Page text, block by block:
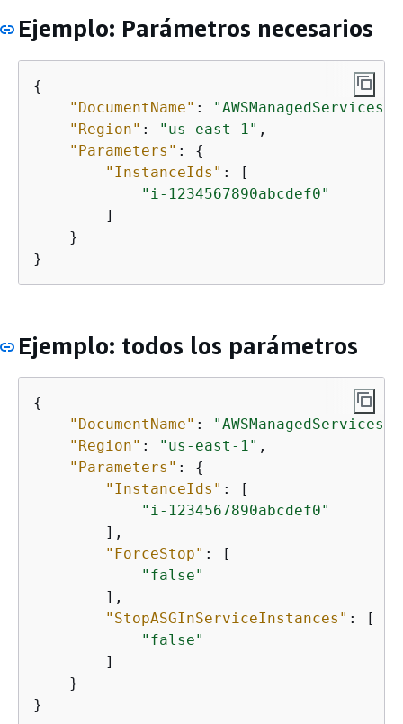
Ejemplo: Parámetros necesarios
{
"DocumentName" :
"Region" : "us-east-1" ,
"Parameters" : {
"InstanceIds" : [
"i-1234567890abcdef0"
        ]
    }
}
Ejemplo: todos los parámetros
{
"DocumentName" :
"Region" : "us-east-1" ,
"Parameters" : {
"InstanceIds" : [
"i-1234567890abcdef0"
        ],
"ForceStop" : [
"false"
        ],
"StopASGInServiceInstances" : [
"false"
        ]
    }
}